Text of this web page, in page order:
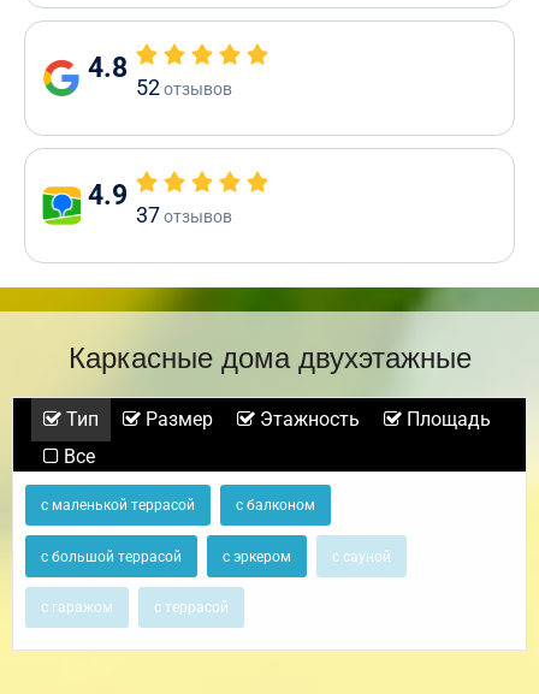
4.8
52отзывов
4.9
37отзывов
Каркасные дома двухэтажные
Тип Размер Этажность
Площадь
Все
с маленькой террасой с балконом
с большой террасой с эркером с сауной
с гаражом с террасой